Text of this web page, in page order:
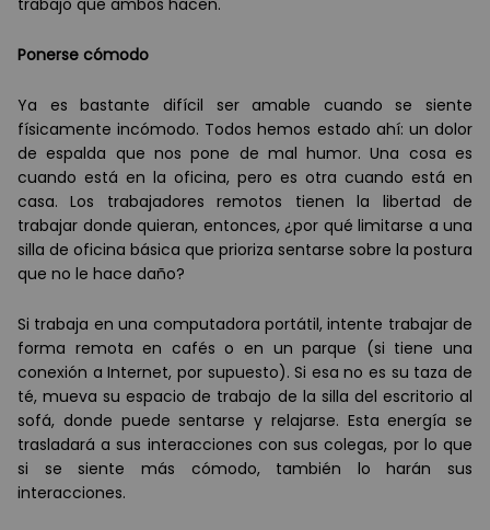
Ponerse cómodo
Ya es bastante difícil ser amable cuando se siente
físicamente incómodo. Todos hemos estado ahí: un dolor
de espalda que nos pone de mal humor. Una cosa es
cuando está en la oficina, pero es otra cuando está en
casa. Los trabajadores remotos tienen la libertad de
trabajar donde quieran, entonces, ¿por qué limitarse a una
silla de oficina básica que prioriza sentarse sobre la postura
que no le hace daño?
Si trabaja en una computadora portátil, intente trabajar de
forma remota en cafés o en un parque (si tiene una
conexión a Internet, por supuesto). Si esa no es su taza de
té, mueva su espacio de trabajo de la silla del escritorio al
sofá, donde puede sentarse y relajarse. Esta energía se
trasladará a sus interacciones con sus colegas, por lo que
si se siente más cómodo, también lo harán sus
interacciones.